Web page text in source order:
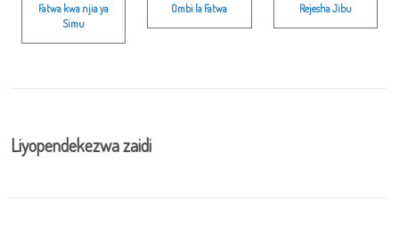
Fatwa kwa njia ya
Simu
Ombi la Fatwa Rejesha Jibu
Liyopendekezwa zaidi